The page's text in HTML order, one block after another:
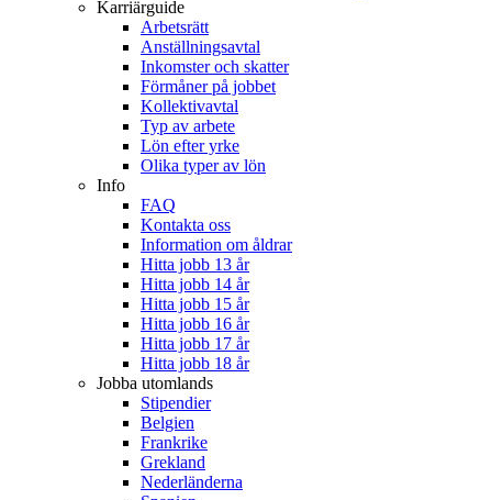
Karriärguide
Arbetsrätt
Anställningsavtal
Inkomster och skatter
Förmåner på jobbet
Kollektivavtal
Typ av arbete
Lön efter yrke
Olika typer av lön
Info
FAQ
Kontakta oss
Information om åldrar
Hitta jobb 13 år
Hitta jobb 14 år
Hitta jobb 15 år
Hitta jobb 16 år
Hitta jobb 17 år
Hitta jobb 18 år
Jobba utomlands
Stipendier
Belgien
Frankrike
Grekland
Nederländerna